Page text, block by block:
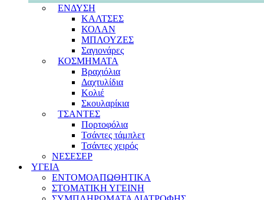
ΕΝΔΥΣΗ
ΚΑΛΤΣΕΣ
ΚΟΛΑΝ
ΜΠΛΟΥΖΕΣ
Σαγιονάρες
ΚΟΣΜΗΜΑΤΑ
Βραχιόλια
Δαχτυλίδια
Κολιέ
Σκουλαρίκια
ΤΣΑΝΤΕΣ
Πορτοφόλια
Τσάντες τάμπλετ
Τσάντες χειρός
ΝΕΣΕΣΕΡ
ΥΓΕΙΑ
ΕΝΤΟΜΟΑΠΩΘΗΤΙΚΑ
ΣΤΟΜΑΤΙΚΗ ΥΓΕΙΝΗ